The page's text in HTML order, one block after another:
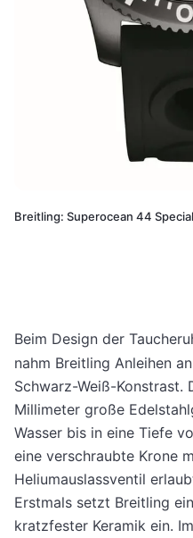
Breitling: Superocean 44 Special
Beim Design der
nahm Breitling Anleihen
Schwarz-Weiß-Konstrast.
Millimeter große
Wasser bis in eine Tiefe
eine verschraubte Krone
Heliumauslassventil
Erstmals setzt Breitling
kratzfester Keramik ein.